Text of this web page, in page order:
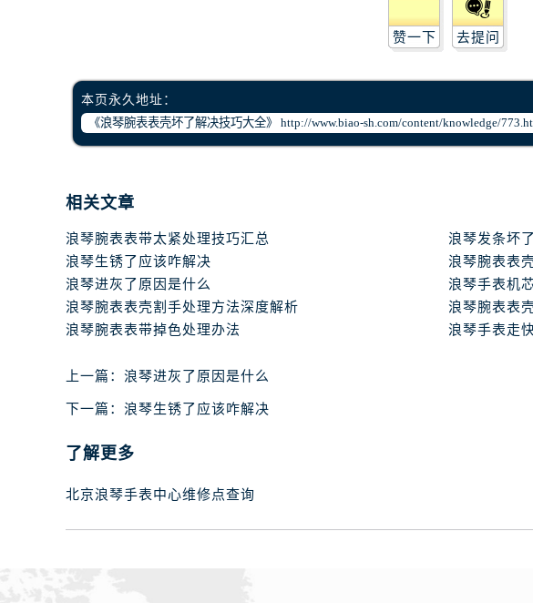
赞一下 去提问
本页永久地址：
相关文章
浪琴腕表表带太紧处理技巧汇总
浪琴发条坏
浪琴生锈了应该咋解决
浪琴腕表表
浪琴进灰了原因是什么
浪琴手表机
浪琴腕表表壳割手处理方法深度解析
浪琴腕表表
浪琴腕表表带掉色处理办法
浪琴手表走
上一篇： 浪琴进灰了原因是什么
下一篇： 浪琴生锈了应该咋解决
了解更多
北京浪琴手表中心维修点查询